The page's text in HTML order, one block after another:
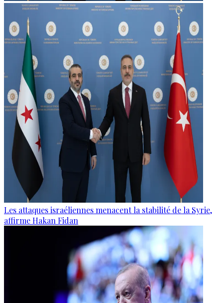
Les attaques israéliennes menacent la stabilité de la Syrie,
affirme Hakan Fidan